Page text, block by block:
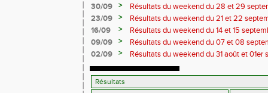
30/09
>
Résultats du weekend du 28 et 29
23/09
>
Résultats du weekend du 21 et 22
16/09
>
Résultats du weekend du 14 et 15
09/09
>
Résultats du weekend du 07 et 08
02/09
> Résultats du weekend du 31 août et 01er